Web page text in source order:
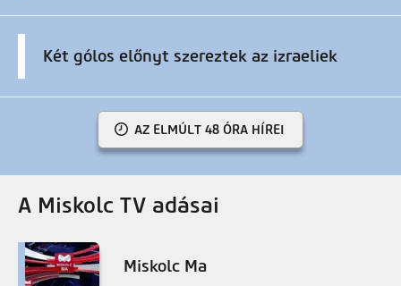
Két gólos előnyt szereztek az izraeliek
AZ ELMÚLT 48 ÓRA HÍREI
A Miskolc TV adásai
Miskolc Ma